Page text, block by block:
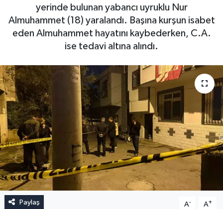
yerinde bulunan yabancı uyruklu Nur
Almuhammet (18) yaralandı. Başına kurşun isabet
eden Almuhammet hayatını kaybederken, C.A.
ise tedavi altına alındı.
Paylaş A- A+
Haber Arşivi